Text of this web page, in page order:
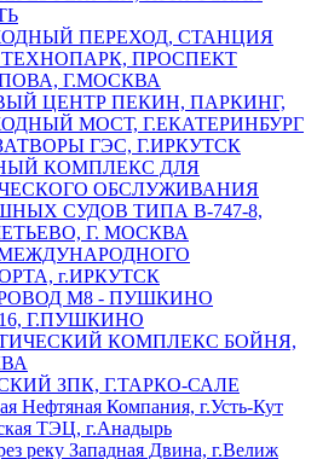
ПЕРЕХОД, СТАНЦИЯ
ПРОСПЕКТ
Г.МОСКВА
ЦЕНТР ПЕКИН, ПАРКИНГ,
МОСТ, Г.ЕКАТЕРИНБУРГ
ГЭС, Г.ИРКУТСК
КОМПЛЕКС ДЛЯ
ОБСЛУЖИВАНИЯ
СУДОВ ТИПА В-747-8,
Г. МОСКВА
г.ИРКУТСК
М8 - ПУШКИНО
Г.ПУШКИНО
КОМПЛЕКС БОЙНЯ,
ЗПК, Г.ТАРКО-САЛЕ
Нефтяная Компания, г.Усть-Кут
ТЭЦ, г.Анадырь
реку Западная Двина, г.Велиж